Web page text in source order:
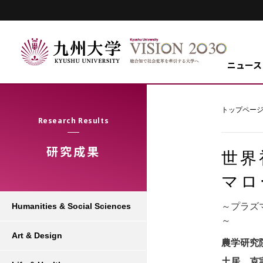
ニュース
Research Results
研究成果
トップページ
世
マ
～プラズ
～
農学研究
Humanities & Social Sciences
Art & Design